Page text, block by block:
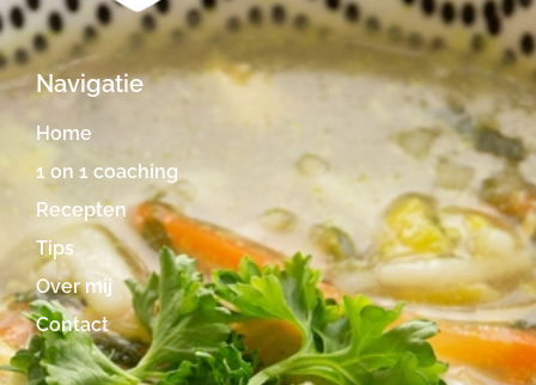
Navigatie
Home
1 on 1 coaching
Recepten
Tips
Over mij
Contact